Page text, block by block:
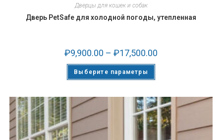
Дверцы для кошек и собак
Дверь PetSafe для холодной погоды, утепленная
₽9,900.00 – ₽17,500.00
Выберите параметры